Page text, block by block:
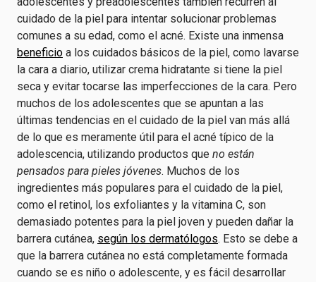
cuidado de la piel para intentar solucionar problemas
comunes a su edad, como el acné. Existe una inmensa
beneficio a los cuidados básicos de la piel, como lavarse
la cara a diario, utilizar crema hidratante si tiene la piel
seca y evitar tocarse las imperfecciones de la cara. Pero
muchos de los adolescentes que se apuntan a las
últimas tendencias en el cuidado de la piel van más allá
de lo que es meramente útil para el acné típico de la
adolescencia, utilizando productos que no están
pensados para pieles jóvenes. Muchos de los
ingredientes más populares para el cuidado de la piel,
como el retinol, los exfoliantes y la vitamina C, son
demasiado potentes para la piel joven y pueden dañar la
barrera cutánea, según los dermatólogos. Esto se debe a
que la barrera cutánea no está completamente formada
cuando se es niño o adolescente, y es fácil desarrollar